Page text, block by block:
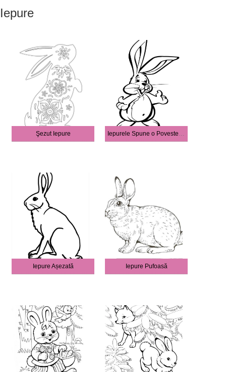
Iepure
Şezut Iepure Iepurele Spune o Poveste Interesantă
Iepure Așezată Iepure Pufoasă